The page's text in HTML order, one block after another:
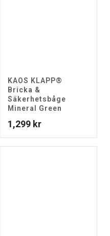
KAOS KLAPP®
Bricka &
Säkerhetsbåge
Mineral Green
1,299 kr